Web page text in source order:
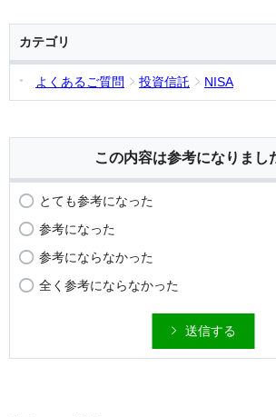
カテゴリ
よくあるご質問 投資信託 NISA
この内容は参考になりまし
とても参考になった
参考になった
参考にならなかった
全く参考にならなかった
送信する